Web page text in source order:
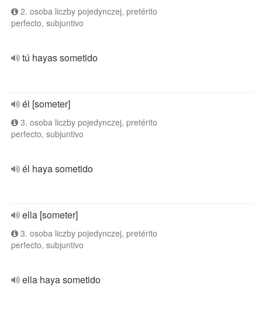
2. osoba liczby pojedynczej, pretérito
perfecto, subjuntivo
tú hayas sometido
él [someter]
3. osoba liczby pojedynczej, pretérito
perfecto, subjuntivo
él haya sometido
ella [someter]
3. osoba liczby pojedynczej, pretérito
perfecto, subjuntivo
ella haya sometido